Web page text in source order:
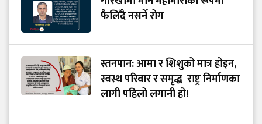
फैलिँदै नसर्ने रोग
स्तनपान: आमा र शिशुको मात्र होइन,
स्वस्थ परिवार र समृद्ध राष्ट्र निर्माणका
लागी पहिलो लगानी हो!